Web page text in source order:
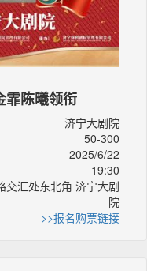
陈曦领衔
济宁大剧院
50-300
2025/6/22
19:30
交汇处东北角 济宁大剧
院
>>报名购票链接